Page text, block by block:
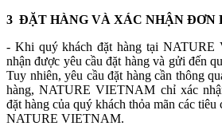
3 ĐẶT HÀNG VÀ XÁC NHẬN ĐƠN
- Khi quý khách đặt hàng tại NATURE
nhận được yêu cầu đặt hàng và gửi đến
Tuy nhiên, yêu cầu đặt hàng cần thông
hàng, NATURE VIETNAM chỉ xác
đặt hàng của quý khách thỏa mãn các
NATURE VIETNAM.